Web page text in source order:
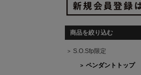
商品を絞り込む
S.O.Sfp限定
ペンダントトップ